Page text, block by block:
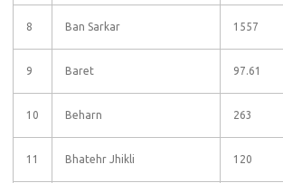
8 Ban Sarkar 1557
9 Baret 97.61
10 Beharn 263
11 Bhatehr Jhikli 120